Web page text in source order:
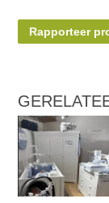
Rapporteer